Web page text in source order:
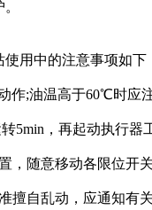
用中的注意事项如下
;油温高于60℃时应
5min，再起动执行器
随意移动各限位开
自乱动，应通知有